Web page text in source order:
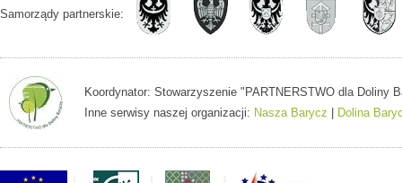
Samorządy partnerskie:
Koordynator: Stowarzyszenie "PARTNERSTWO dla
Inne serwisy naszej organizacji: Nasza Barycz Dolina